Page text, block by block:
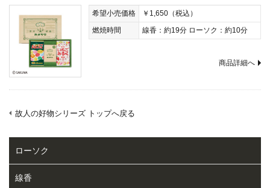
希望小売価格
￥1,650（税込）
燃焼時間
線香：約19分 ローソク：約10分
商品詳細へ
故人の好物シリーズ トップへ戻る
ローソク
線香